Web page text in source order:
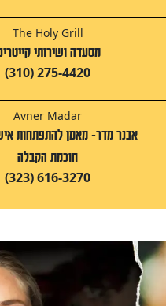
The Holy Grill
מסעדה ושירותי
(310) 275-4420
Avner Madar
אבנר מדר- מאמן להתפתחות
חוכמת הקבלה
(323) 616-3270